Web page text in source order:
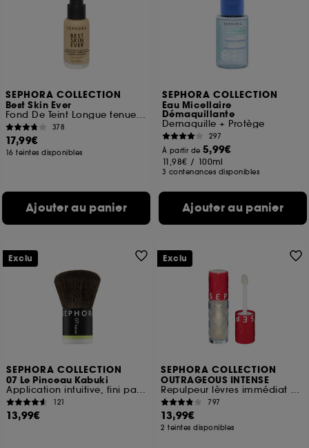
SEPHORA COLLECTION
Best Skin Ever
Fond De Teint Longue tenue teint parfait naturel
378
17,99€
16 teintes disponibles
Ajouter au panier
SEPHORA COLLECTION
Eau Micellaire
Démaquillante
Demaquille + Protège
297
À partir de 5,99€
11,98€ / 100ml
3 contenances disponibles
Ajouter au panier
SEPHORA COLLECTION
07 Le Pinceau Kabuki
Application intuitive, fini parfait
121
13,99€
Exclu
SEPHORA COLLECTION
OUTRAGEOUS INTENSE
Repulpeur lèvres immédiat & long terme, Hydratation 12H
797
13,99€
2 teintes disponibles
Exclu